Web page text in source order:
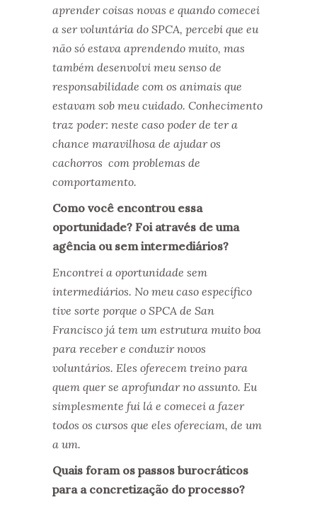
aprender coisas novas e quando comecei
a ser voluntária do SPCA, percebi que eu
não só estava aprendendo muito, mas
também desenvolvi meu senso de
responsabilidade com os animais que
estavam sob meu cuidado. Conhecimento
traz poder: neste caso poder de ter a
chance maravilhosa de ajudar os
cachorros com problemas de
comportamento.
Como você encontrou essa
oportunidade? Foi através de uma
agência ou sem intermediários?
Encontrei a oportunidade sem
intermediários. No meu caso específico
tive sorte porque o SPCA de San
Francisco já tem um estrutura muito boa
para receber e conduzir novos
voluntários. Eles oferecem treino para
quem quer se aprofundar no assunto. Eu
simplesmente fui lá e comecei a fazer
todos os cursos que eles ofereciam, de um
a um.
Quais foram os passos burocráticos
para a concretização do processo?